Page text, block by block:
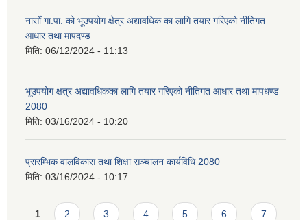
नासोँ गा.पा. को भूउपयोग क्षेत्र अद्यावधिक का लागि तयार गरिएको नीतिगत
आधार तथा मापदण्ड
मिति: 06/12/2024 - 11:13
भूउपयोग क्षत्र अद्यावधिकका लागि तयार गरिएको नीतिगत आधार तथा मापधण्ड
2080
मिति: 03/16/2024 - 10:20
प्रारम्भिक वालविकास तथा शिक्षा सञ्चालन कार्यविधि 2080
मिति: 03/16/2024 - 10:17
Pages
1 2 3 4 5 6 7